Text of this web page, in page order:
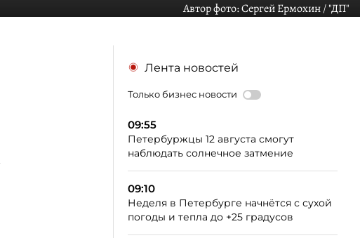
Автор фото:Сергей Ермохин / "ДП"
Лента новостей
Только бизнес новости
09:55
Петербуржцы 12 августа смогут
наблюдать солнечное затмение
09:10
Неделя в Петербурге начнётся с сухой
погоды и тепла до +25 градусов